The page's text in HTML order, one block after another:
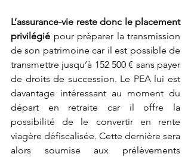
L’assurance-vie reste donc le placement
privilégié pour préparer la transmission
de son patrimoine car il est possible de
transmettre jusqu’à 152 500 € sans payer
de droits de succession. Le PEA lui est
davantage intéressant au moment du
départ en retraite car il offre la
possibilité de le convertir en rente
viagère défiscalisée. Cette dernière sera
alors soumise aux prélèvements